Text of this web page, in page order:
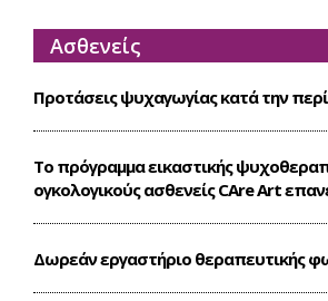
Ασθενείς
Προτάσεις ψυχαγωγίας κατά την
Το πρόγραμμα εικαστικής
ογκολογικούς ασθενείς CΑre Art
Δωρεάν εργαστήριο θεραπευτικής